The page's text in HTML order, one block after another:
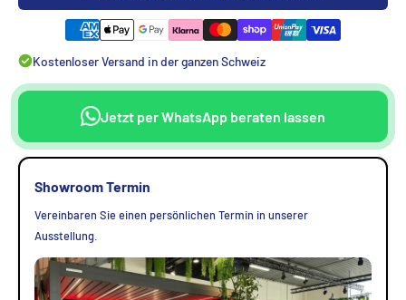
Kostenloser Versand in der ganzen Schweiz
Jetzt per WhatsApp beraten lassen
Showroom Termin
Vereinbaren Sie einen persönlichen Termin in unserer
Ausstellung.